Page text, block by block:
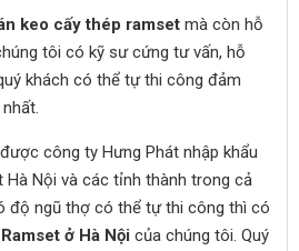
keo cấy thép ramset mà còn hỗ
tôi có kỹ sư cứng tư vấn, hỗ
khách có thể tự thi công đảm
được công ty Hưng Phát nhập khẩu
Hà Nội và các tỉnh thành trong cả
độ ngũ thợ có thể tự thi công thì có
ở Hà Nội của chúng tôi. Quý